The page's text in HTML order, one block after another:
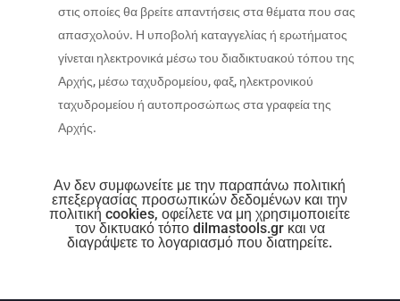
στις οποίες θα βρείτε απαντήσεις στα θέματα που σας
απασχολούν. Η υποβολή καταγγελίας ή ερωτήματος
γίνεται ηλεκτρονικά μέσω του διαδικτυακού τόπου της
Αρχής, μέσω ταχυδρομείου, φαξ, ηλεκτρονικού
ταχυδρομείου ή αυτοπροσώπως στα γραφεία της
Αρχής.
Αν δεν συμφωνείτε με την παραπάνω πολιτική
επεξεργασίας προσωπικών δεδομένων και την
πολιτική cookies, οφείλετε να μη χρησιμοποιείτε
τον δικτυακό τόπο dilmastools.gr και να
διαγράψετε το λογαριασμό που διατηρείτε.